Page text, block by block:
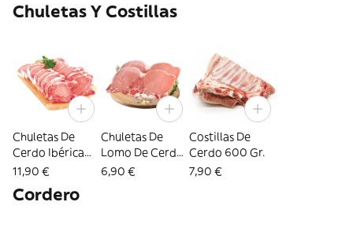
Chuletas Y Costillas
Chuletas De
Cerdo Ibérica
500 Gr.
11,90 €
Chuletas De
Lomo De Cerdo
500 Gr.
6,90 €
Costillas De
Cerdo 600 Gr.
7,90 €
Cordero